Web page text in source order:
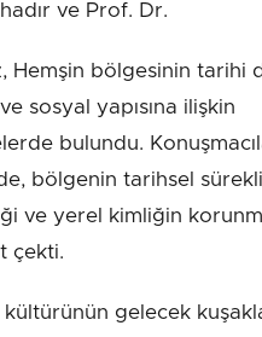
ve Prof. Dr.
Hemşin bölgesinin tarihi
sosyal yapısına ilişkin
bulundu.
bölgenin tarihsel
ve yerel kimliğin
çekti.
kültürünün gelecek